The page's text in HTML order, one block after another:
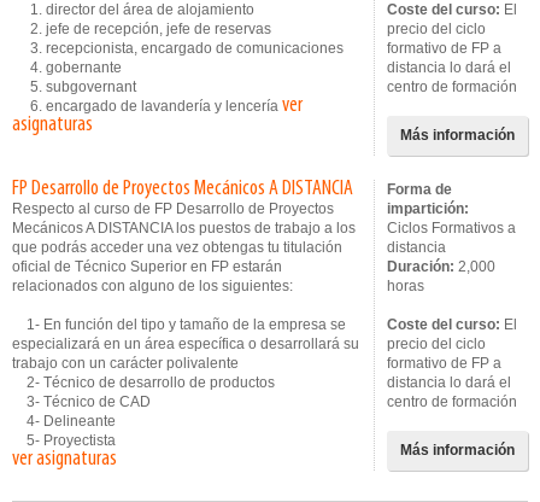
1. director del área de alojamiento
2. jefe de recepción, jefe de reservas
3. recepcionista, encargado de comunicaciones
4. gobernante
5. subgovernant
6. encargado de lavandería y lencería ver
asignaturas
Coste del curso: El
precio del ciclo
formativo de FP a
distancia lo dará el
centro de formación
Más información
FP Desarrollo de Proyectos Mecánicos A DISTANCIA
Respecto al curso de FP Desarrollo de Proyectos
Mecánicos A DISTANCIA los puestos de trabajo a los
que podrás acceder una vez obtengas tu titulación
oficial de Técnico Superior en FP estarán
relacionados con alguno de los siguientes:
1- En función del tipo y tamaño de la empresa se
especializará en un área específica o desarrollará su
trabajo con un carácter polivalente
2- Técnico de desarrollo de productos
3- Técnico de CAD
4- Delineante
5- Proyectista
ver asignaturas
Forma de
impartición:
Ciclos Formativos a
distancia
Duración: 2,000
horas
Coste del curso: El
precio del ciclo
formativo de FP a
distancia lo dará el
centro de formación
Más información